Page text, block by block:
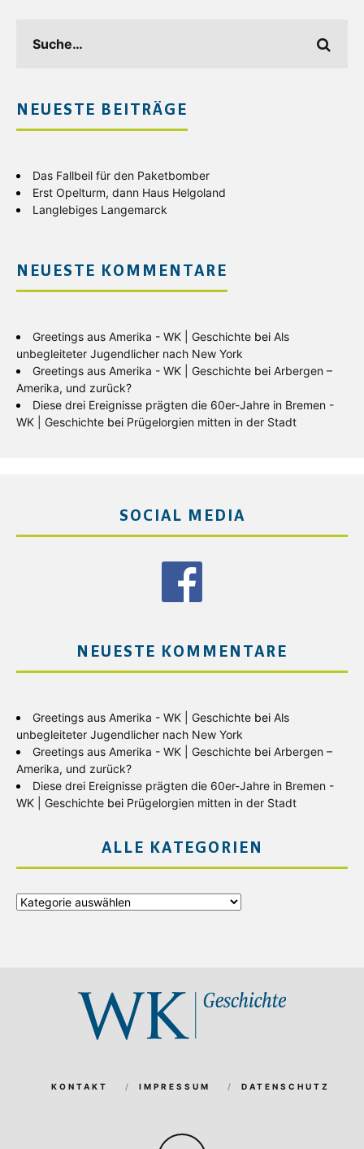
NEUESTE BEITRÄGE
Das Fallbeil für den Paketbomber
Erst Opelturm, dann Haus Helgoland
Langlebiges Langemarck
NEUESTE KOMMENTARE
Greetings aus Amerika - WK | Geschichte bei Als
unbegleiteter Jugendlicher nach New York
Greetings aus Amerika - WK | Geschichte bei Arbergen –
Amerika, und zurück?
Diese drei Ereignisse prägten die 60er-Jahre in Bremen -
WK | Geschichte bei Prügelorgien mitten in der Stadt
SOCIAL MEDIA
NEUESTE KOMMENTARE
Greetings aus Amerika - WK | Geschichte bei Als
unbegleiteter Jugendlicher nach New York
Greetings aus Amerika - WK | Geschichte bei Arbergen –
Amerika, und zurück?
Diese drei Ereignisse prägten die 60er-Jahre in Bremen -
WK | Geschichte bei Prügelorgien mitten in der Stadt
ALLE KATEGORIEN
Alle
KONTAKT IMPRESSUM DATENSCHUTZ